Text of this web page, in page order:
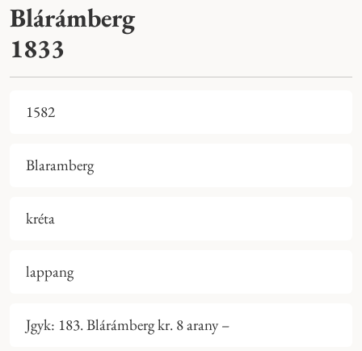
Blárámberg
1833
1582
Blaramberg
kréta
lappang
Jgyk: 183. Blárámberg kr. 8 arany –